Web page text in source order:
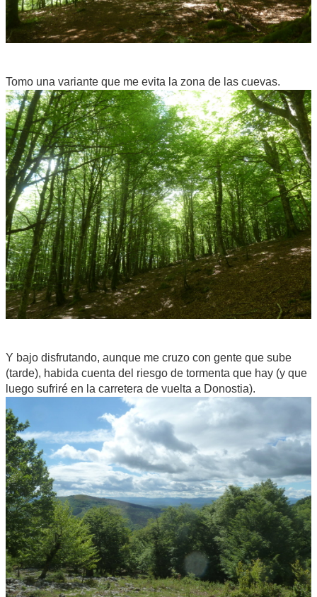
Tomo una variante que me evita la zona de las cuevas.
Y bajo disfrutando, aunque me cruzo con gente que sube
(tarde), habida cuenta del riesgo de tormenta que hay (y que
luego sufriré en la carretera de vuelta a Donostia).